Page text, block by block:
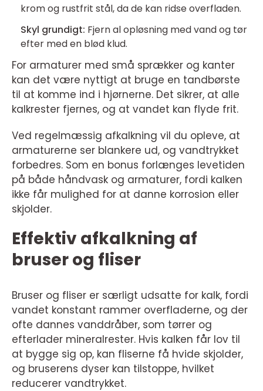
krom og rustfrit stål, da de kan ridse overfladen.
Skyl grundigt: Fjern al opløsning med vand og tør
efter med en blød klud.
For armaturer med små sprækker og kanter
kan det være nyttigt at bruge en tandbørste
til at komme ind i hjørnerne. Det sikrer, at alle
kalkrester fjernes, og at vandet kan flyde frit.
Ved regelmæssig afkalkning vil du opleve, at
armaturerne ser blankere ud, og vandtrykket
forbedres. Som en bonus forlænges levetiden
på både håndvask og armaturer, fordi kalken
ikke får mulighed for at danne korrosion eller
skjolder.
Effektiv afkalkning af
bruser og fliser
Bruser og fliser er særligt udsatte for kalk, fordi
vandet konstant rammer overfladerne, og der
ofte dannes vanddråber, som tørrer og
efterlader mineralrester. Hvis kalken får lov til
at bygge sig op, kan fliserne få hvide skjolder,
og bruserens dyser kan tilstoppe, hvilket
reducerer vandtrykket.